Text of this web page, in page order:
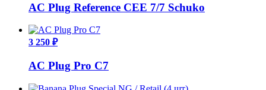
AC Plug Reference CEE 7/7 Schuko
3 250 ₽
AC Plug Pro C7